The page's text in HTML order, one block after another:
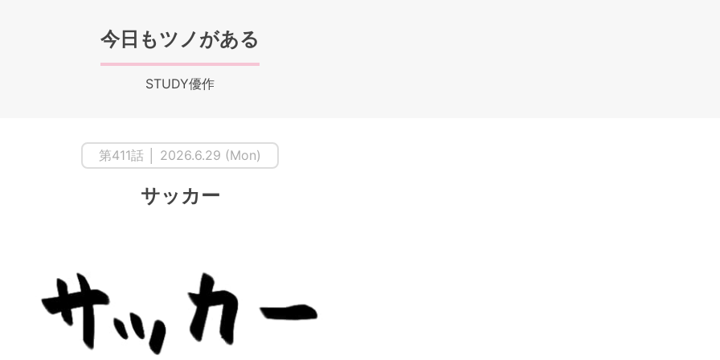
今日もツノがある
STUDY優作
第411話 │ 2026.6.29 (Mon)
サッカー